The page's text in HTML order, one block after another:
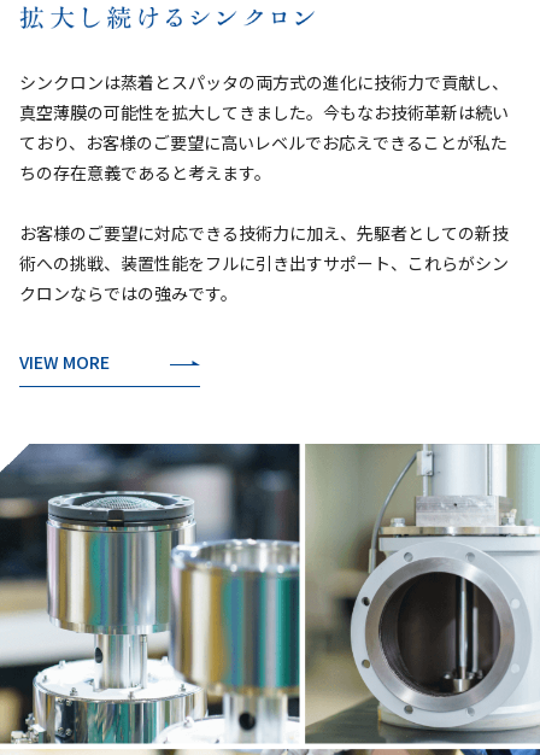
シンクロンは蒸着とスパッタの両方式の進化に技術力で貢献し、
真空薄膜の可能性を拡大してきました。今もなお技術革新は続い
ており、お客様のご要望に高いレベルでお応えできることが私た
ちの存在意義であると考えます。
お客様のご要望に対応できる技術力に加え、先駆者としての新技
術への挑戦、装置性能をフルに引き出すサポート、これらがシン
クロンならではの強みです。
VIEW MORE